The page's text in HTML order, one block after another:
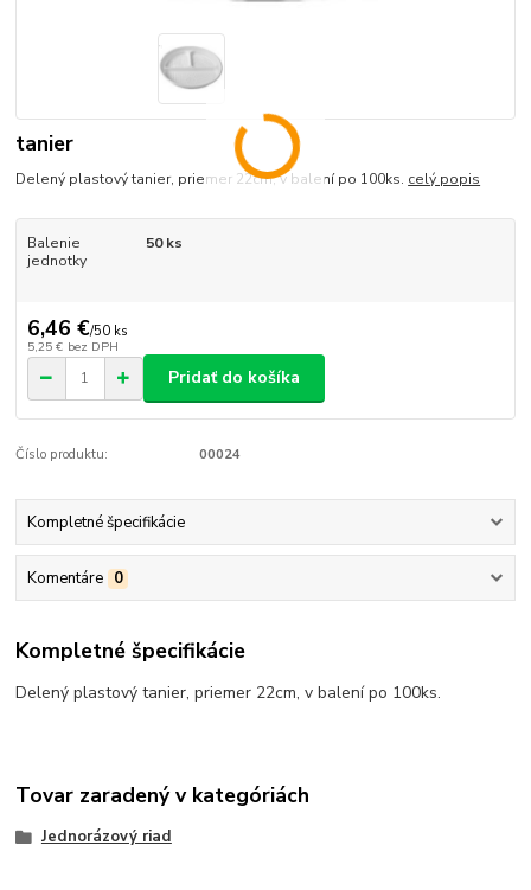
tanier
Delený plastový tanier, priemer 22cm, v balení po 100ks. celý popis
Balenie
jednotky
50 ks
6,46 €/50 ks
5,25 € bez DPH
Pridať do košíka
Číslo produktu: 00024
Kompletné špecifikácie
Komentáre 0
Kompletné špecifikácie
Delený plastový tanier, priemer 22cm, v balení po 100ks.
Tovar zaradený v kategóriách
Jednorázový riad